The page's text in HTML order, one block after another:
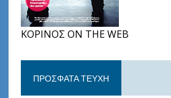
ΚΟΡΙΝΟΣ ON THE WEB
ΠΡΌΣΦΑΤΑ ΤΕΎΧΗ